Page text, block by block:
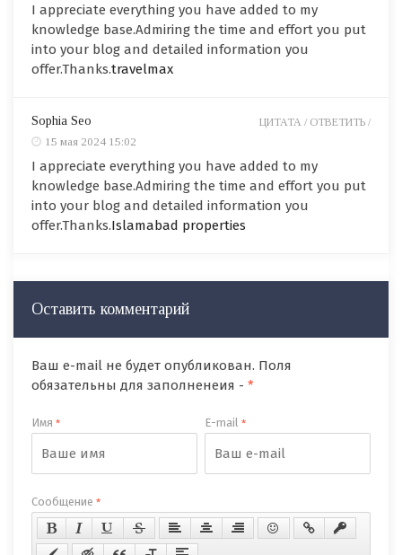
I appreciate everything you have added to my
knowledge base.Admiring the time and effort you put
into your blog and detailed information you
offer.Thanks.travelmax
Sophia Seo
15 мая 2024 15:02
I appreciate everything you have added to my
knowledge base.Admiring the time and effort you put
into your blog and detailed information you
offer.Thanks.Islamabad properties
ЦИТАТА / ОТВЕТИТЬ /
Оставить комментарий
Ваш e-mail не будет опубликован. Поля
обязательны для заполненеия - *
Имя * E-mail*
Сообщение *